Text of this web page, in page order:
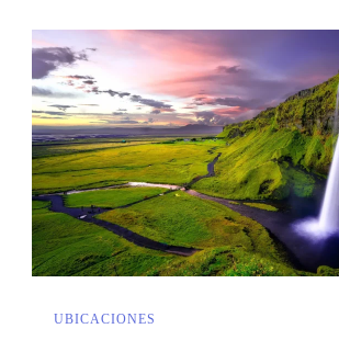
UBICACIONES